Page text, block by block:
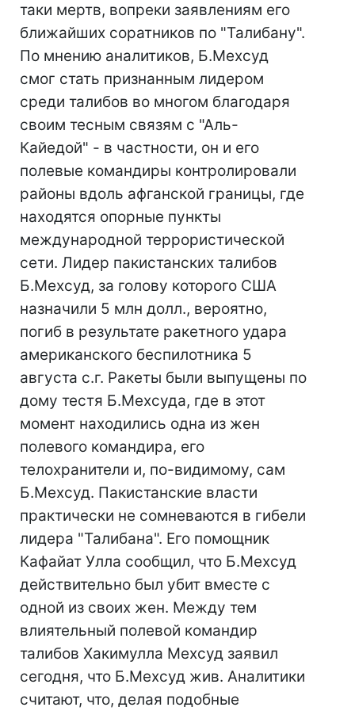
таки мертв, вопреки заявлениям его
ближайших соратников по "Талибану".
По мнению аналитиков, Б.Мехсуд
смог стать признанным лидером
среди талибов во многом благодаря
своим тесным связям с "Аль-
Кайедой" - в частности, он и его
полевые командиры контролировали
районы вдоль афганской границы, где
находятся опорные пункты
международной террористической
сети. Лидер пакистанских талибов
Б.Мехсуд, за голову которого США
назначили 5 млн долл., вероятно,
погиб в результате ракетного удара
американского беспилотника 5
августа с.г. Ракеты были выпущены по
дому тестя Б.Мехсуда, где в этот
момент находились одна из жен
полевого командира, его
телохранители и, по-видимому, сам
Б.Мехсуд. Пакистанские власти
практически не сомневаются в гибели
лидера "Талибана". Его помощник
Кафайат Улла сообщил, что Б.Мехсуд
действительно был убит вместе с
одной из своих жен. Между тем
влиятельный полевой командир
талибов Хакимулла Мехсуд заявил
сегодня, что Б.Мехсуд жив. Аналитики
считают, что, делая подобные